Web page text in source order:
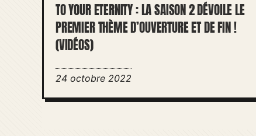
TO YOUR ETERNITY : LA SAISON 2 DÉVOILE LE
PREMIER THÈME D’OUVERTURE ET DE FIN !
(VIDÉOS)
24 octobre 2022